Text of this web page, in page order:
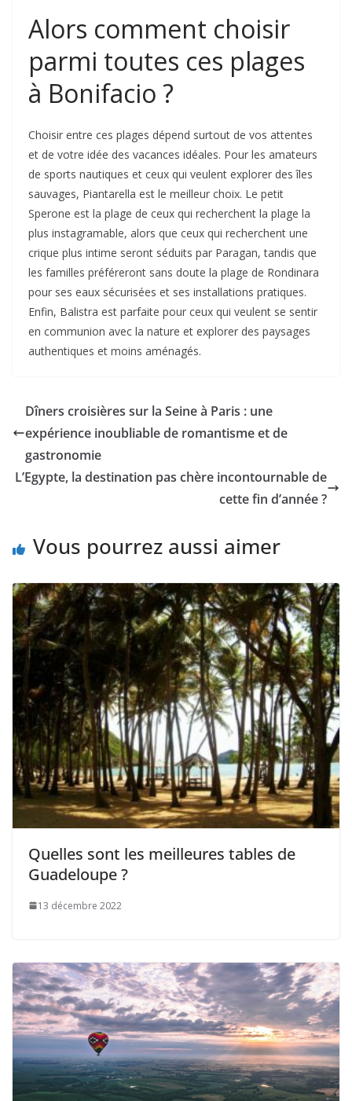
Alors comment choisir
parmi toutes ces plages
à Bonifacio ?
Choisir entre ces plages dépend surtout de vos attentes
et de votre idée des vacances idéales. Pour les amateurs
de sports nautiques et ceux qui veulent explorer des îles
sauvages, Piantarella est le meilleur choix. Le petit
Sperone est la plage de ceux qui recherchent la plage la
plus instagramable, alors que ceux qui recherchent une
crique plus intime seront séduits par Paragan, tandis que
les familles préféreront sans doute la plage de Rondinara
pour ses eaux sécurisées et ses installations pratiques.
Enfin, Balistra est parfaite pour ceux qui veulent se sentir
en communion avec la nature et explorer des paysages
authentiques et moins aménagés.
Dîners croisières sur la Seine à Paris : une
expérience inoubliable de romantisme et de
gastronomie
L’Egypte, la destination pas chère incontournable de
cette fin d’année ?
Vous pourrez aussi aimer
Quelles sont les meilleures tables de
Guadeloupe ?
13 décembre 2022